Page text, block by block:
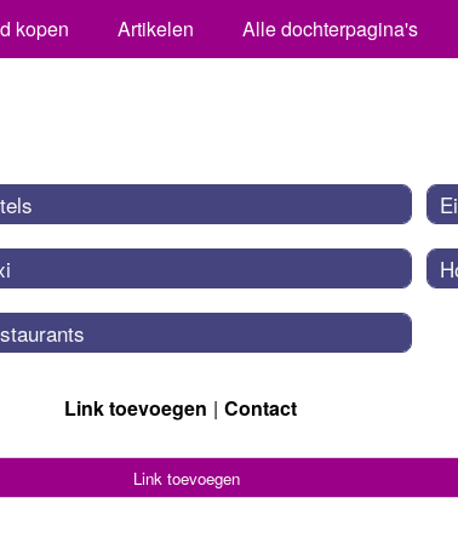
kopen Artikelen Alle dochterpagina's
Link toevoegen Contact
Link toevoegen